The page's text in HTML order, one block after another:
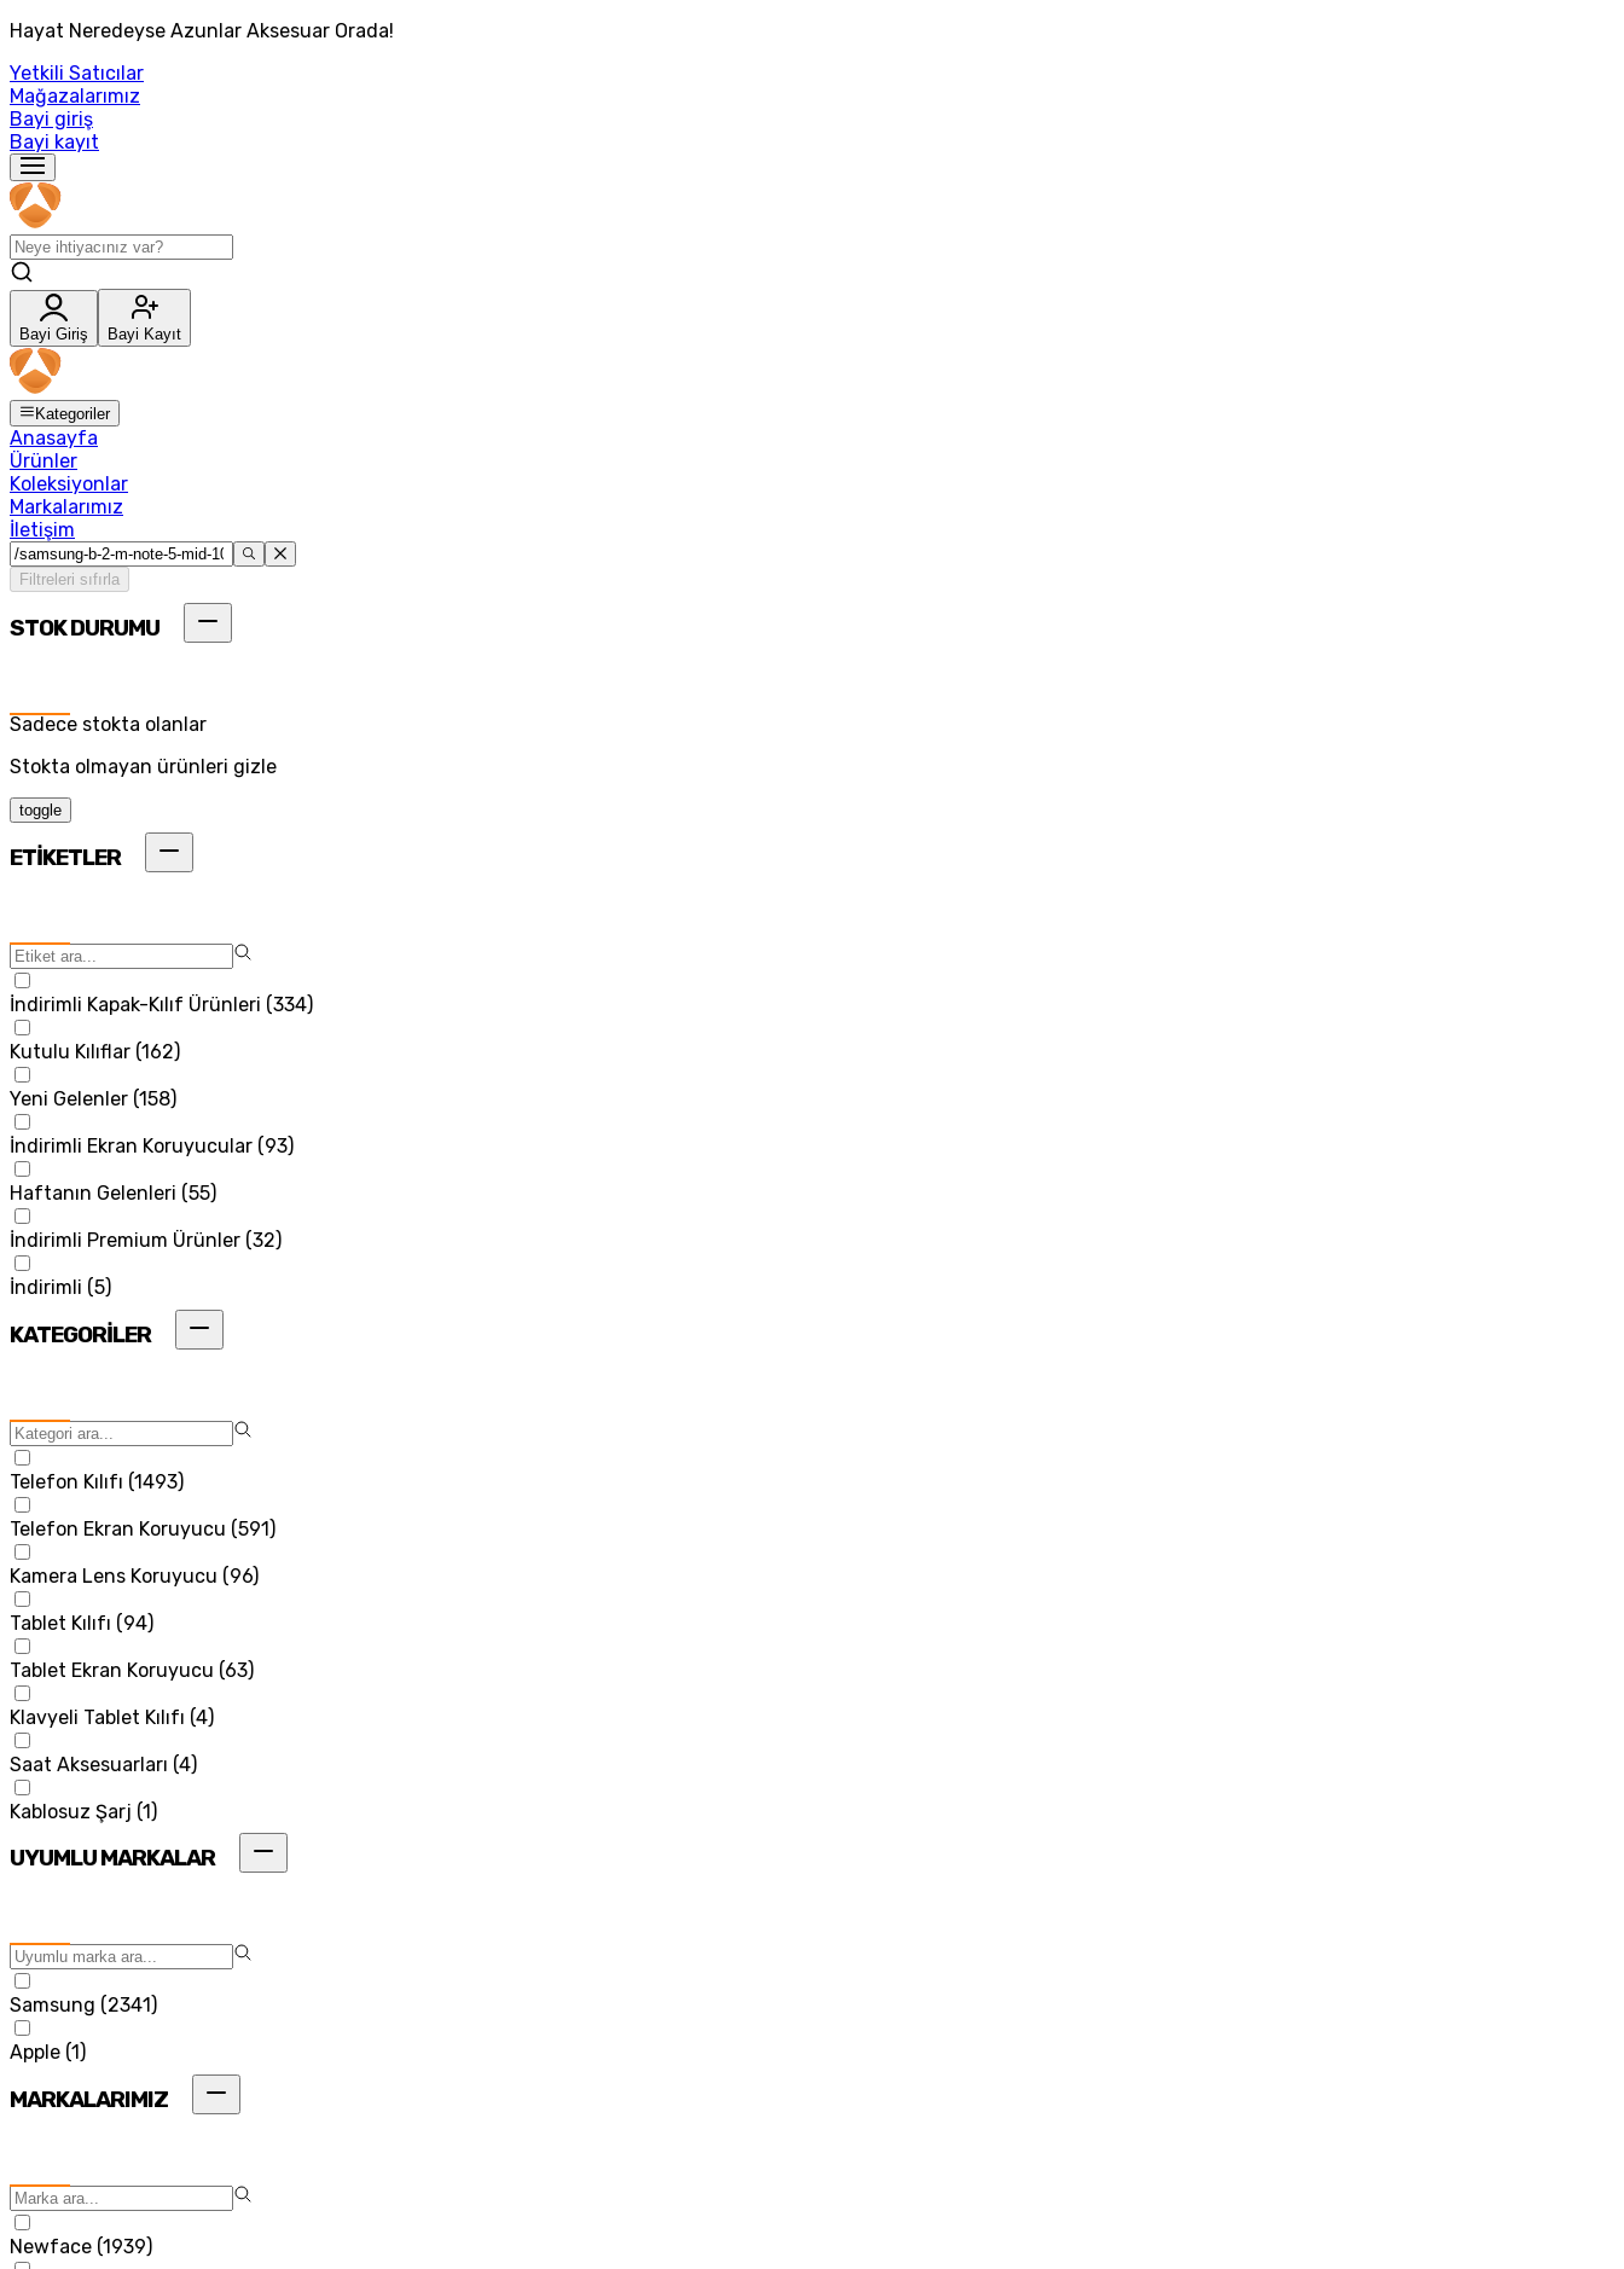
Hayat Neredeyse Azunlar Aksesuar Orada!
Yetkili Satıcılar
Mağazalarımız
Bayi giriş
Bayi kayıt
Bayi Giriş Bayi Kayıt
Kategoriler
Anasayfa
Ürünler
Koleksiyonlar
Markalarımız
İletişim
Filtreleri sıfırla
STOK DURUMU
Sadece stokta olanlar
Stokta olmayan ürünleri gizle
toggle
ETİKETLER
İndirimli Kapak-Kılıf Ürünleri (334)
Kutulu Kılıflar (162)
Yeni Gelenler (158)
İndirimli Ekran Koruyucular (93)
Haftanın Gelenleri (55)
İndirimli Premium Ürünler (32)
İndirimli (5)
KATEGORİLER
Telefon Kılıfı (1493)
Telefon Ekran Koruyucu (591)
Kamera Lens Koruyucu (96)
Tablet Kılıfı (94)
Tablet Ekran Koruyucu (63)
Klavyeli Tablet Kılıfı (4)
Saat Aksesuarları (4)
Kablosuz Şarj (1)
UYUMLU MARKALAR
Samsung (2341)
Apple (1)
MARKALARIMIZ
Newface (1939)